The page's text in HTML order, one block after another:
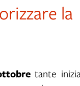
la
tante